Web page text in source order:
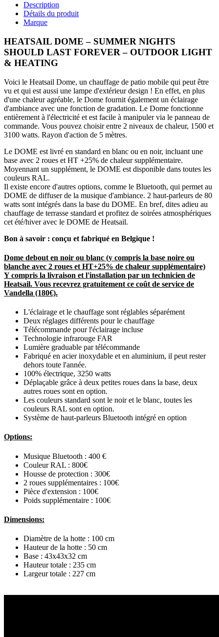
Description
Détails du produit
Marque
HEATSAIL DOME – SUMMER NIGHTS
SHOULD LAST FOREVER – OUTDOOR LIGHT
& HEATING
Voici le Heatsail Dome, un chauffage de patio mobile qui peut être
vu et qui est aussi une lampe d'extérieur design ! En effet, en plus
d'une chaleur agréable, le Dome fournit également un éclairage
d'ambiance avec une fonction de gradation. Le Dome fonctionne
entièrement à l'électricité et est facile à manipuler via le panneau de
commande. Vous pouvez choisir entre 2 niveaux de chaleur, 1500 et
3100 watts. Rayon d'action de 5 mètres.
Le DOME est livré en standard en blanc ou en noir, incluant une
base avec 2 roues et HT +25% de chaleur supplémentaire.
Moyennant un supplément, le DOME est disponible dans toutes les
couleurs RAL.
Il existe encore d'autres options, comme le Bluetooth, qui permet au
DOME de diffuser de la musique d'ambiance. 2 haut-parleurs de 80
watts sont intégrés dans la base du DOME. En bref, dites adieu au
chauffage de terrasse standard et profitez de soirées atmosphériques
cet été/hiver avec le DOME de Heatsail.
Bon à savoir : conçu et fabriqué en Belgique !
Dome debout en noir ou blanc (y compris la base noire ou
blanche avec 2 roues et HT+25% de chaleur supplémentaire)
Y compris la livraison et l'installation par un technicien de
Heatsail. Vous recevrez gratuitement ce coût de service de
Vandella (180€).
L'éclairage et le chauffage sont réglables séparément
Deux réglages différents pour le chauffage
Télécommande pour l'éclairage incluse
Technologie infrarouge FAR
Lumière graduable par télécommande
Fabriqué en acier inoxydable et en aluminium, il peut rester
dehors toute l'année.
100% électrique, 3250 watts
Déplaçable grâce à deux petites roues dans la base, deux
autres roues sont en option.
Les couleurs standard sont le noir et le blanc, toutes les
couleurs RAL sont en option.
Système de haut-parleurs Bluetooth intégré en option
Options:
Musique Bluetooth : 400 €
Couleur RAL : 800€
Housse de protection : 300€
2 roues supplémentaires : 100€
Pièce d'extension : 100€
Poids supplémentaire : 100€
Dimensions:
Diamètre de la hotte : 100 cm
Hauteur de la hotte : 50 cm
Base : 43x43x32 cm
Hauteur totale : 235 cm
Largeur totale : 227 cm